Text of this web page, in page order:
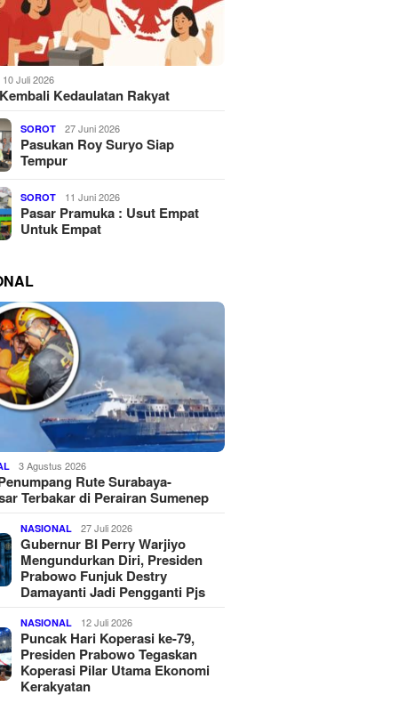
10 Juli 2026
Kedaulatan Rakyat
SOROT 27 Juni 2026
Pasukan Roy Suryo Siap
Tempur
SOROT 11 Juni 2026
Pasar Pramuka : Usut Empat
Untuk Empat
3 Agustus 2026
Rute Surabaya-
Terbakar di Perairan Sumenep
NASIONAL 27 Juli 2026
Gubernur BI Perry Warjiyo
Mengundurkan Diri, Presiden
Prabowo Funjuk Destry
Damayanti Jadi Pengganti Pjs
NASIONAL 12 Juli 2026
Puncak Hari Koperasi ke-79,
Presiden Prabowo Tegaskan
Koperasi Pilar Utama Ekonomi
Kerakyatan